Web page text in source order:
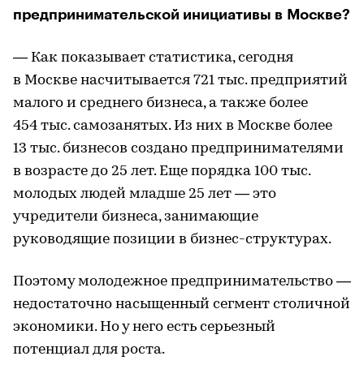
предпринимательской инициативы в Москве?
— Как показывает статистика, сегодня
в Москве насчитывается 721 тыс. предприятий
малого и среднего бизнеса, а также более
454 тыс. самозанятых. Из них в Москве более
13 тыс. бизнесов создано предпринимателями
в возрасте до 25 лет. Еще порядка 100 тыс.
молодых людей младше 25 лет — это
учредители бизнеса, занимающие
руководящие позиции в бизнес-структурах.
Поэтому молодежное предпринимательство —
недостаточно насыщенный сегмент столичной
экономики. Но у него есть серьезный
потенциал для роста.